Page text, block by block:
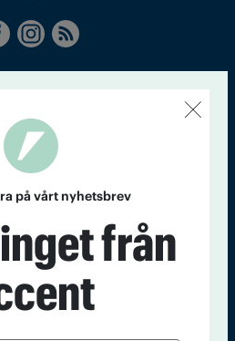
på vårt nyhetsbrev
från